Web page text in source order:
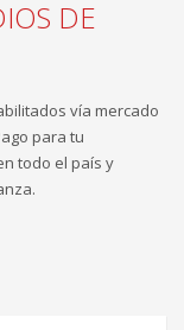
DE
vía mercado
para tu
todo el país y